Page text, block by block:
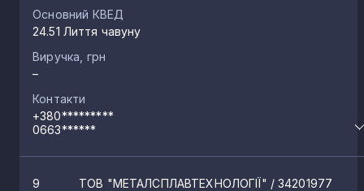
Основний КВЕД
24.51 Лиття чавуну
Виручка, грн
–
Контакти
+380*********
0663******
9 ТОВ "МЕТАЛСПЛАВТЕХНОЛОГІЇ" / 34201977